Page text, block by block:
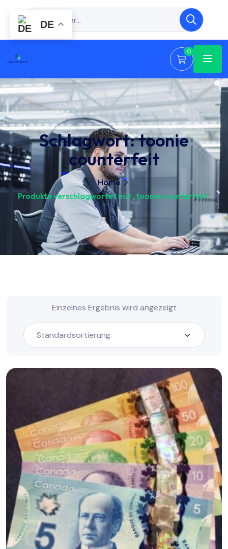
0
Schlagwort:toonie
counterfeit
Home
Produkte verschlagwortet mit „toonie counterfeit“
Einzelnes Ergebnis wird angezeigt
DE